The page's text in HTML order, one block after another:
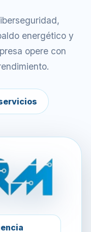
energético y
opere con